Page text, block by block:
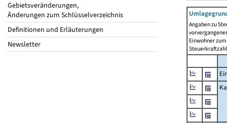
Gebietsveränderungen,
Änderungen zum Schlüsselverzeichnis
Definitionen und Erläuterungen
Newsletter
Angaben zu
Einwohner